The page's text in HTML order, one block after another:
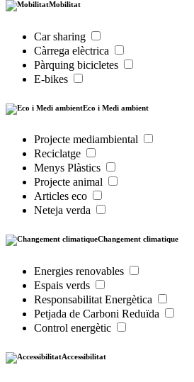
Mobilitat
Car sharing
Càrrega elèctrica
Pàrquing bicicletes
E-bikes
Eco i Medi ambient
Projecte mediambiental
Reciclatge
Menys Plàstics
Projecte animal
Articles eco
Neteja verda
Changement climatique
Energies renovables
Espais verds
Responsabilitat Energètica
Petjada de Carboni Reduïda
Control energètic
Accessibilitat